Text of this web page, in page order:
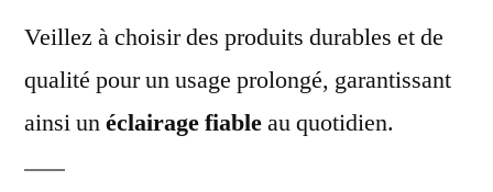
Veillez à choisir des produits durables et de
qualité pour un usage prolongé, garantissant
ainsi unéclairage fiableau quotidien.